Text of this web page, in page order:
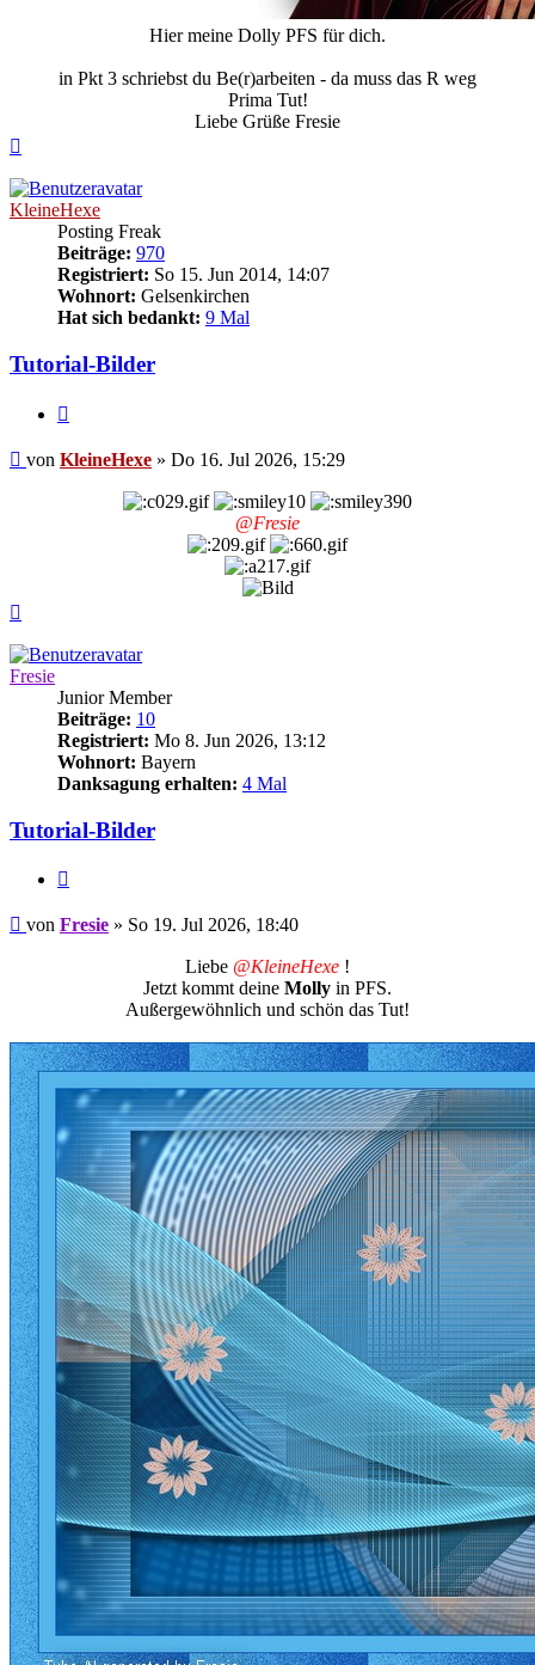
Hier meine Dolly PFS für dich.
in Pkt 3 schriebst du Be(r)arbeiten - da muss das R weg
Prima Tut!
Liebe Grüße Fresie
KleineHexe
Posting Freak
Beiträge: 970
Registriert: So 15. Jun 2014, 14:07
Wohnort: Gelsenkirchen
Hat sich bedankt: 9 Mal
Tutorial-Bilder
Beitrag
von KleineHexe » Do 16. Jul 2026, 15:29
@Fresie
Fresie
Junior Member
Beiträge: 10
Registriert: Mo 8. Jun 2026, 13:12
Wohnort: Bayern
Danksagung erhalten: 4 Mal
Tutorial-Bilder
Beitrag
von Fresie » So 19. Jul 2026, 18:40
Liebe @KleineHexe !
Jetzt kommt deine Molly in PFS.
Außergewöhnlich und schön das Tut!